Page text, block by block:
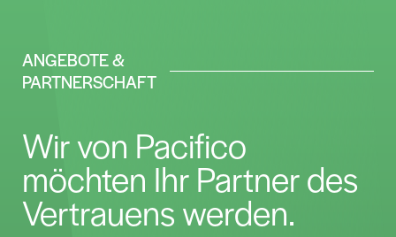
ANGEBOTE &
PARTNERSCHAFT
Wir von Pacifico
möchten Ihr Partner des
Vertrauens werden.